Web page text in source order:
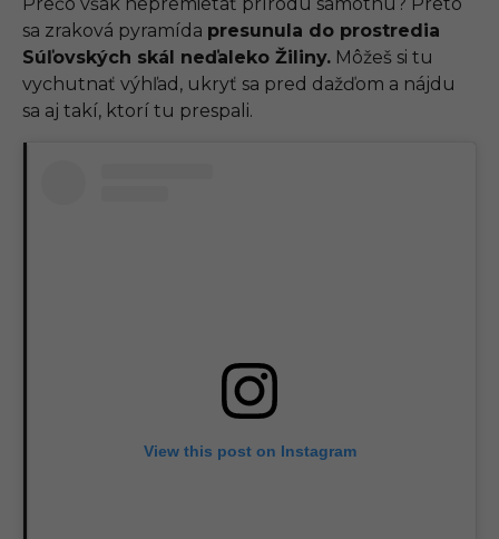
sa zraková pyramída presunula do prostredia
Súľovských skál neďaleko Žiliny. Môžeš si tu
vychutnať výhľad, ukryť sa pred dažďom a nájdu
sa aj takí, ktorí tu prespali.
View this post on Instagram